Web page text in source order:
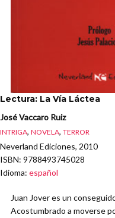
Lectura: La Vía Láctea
José Vaccaro Ruiz
INTRIGA, NOVELA, TERROR
Neverland Ediciones, 2010
ISBN: 9788493745028
Idioma: español
Juan Jover es un
Acostumbrado a moverse